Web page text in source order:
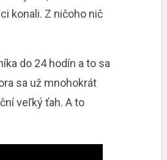
konali. Z ničoho nič
do 24 hodín a to sa
sa už mnohokrát
veľký ťah. A to